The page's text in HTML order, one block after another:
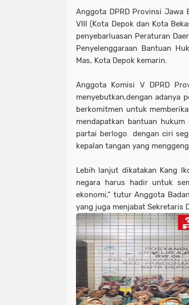
Anggota DPRD Provinsi Jawa
VIII (Kota Depok dan Kota
penyebarluasan Peraturan
Penyelenggaraan Bantuan
Mas, Kota Depok kemarin.
Anggota Komisi V DPRD
menyebutkan,dengan adanya
berkomitmen untuk
mendapatkan bantuan
partai berlogo dengan ciri
kepalan tangan yang
Lebih lanjut dikatakan Kang
negara harus hadir untuk
ekonomi,” tutur Anggota
yang juga menjabat Sekretaris